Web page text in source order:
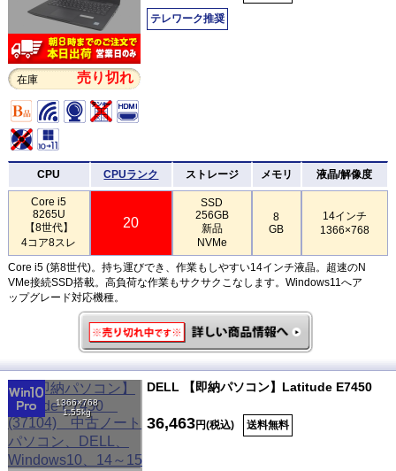
在庫 売り切れ
テレワーク推奨
CPU CPUランク ストレージ メモリ 液晶/解像度
Core i5
8265U
【8世代】
4コア8スレ
20
SSD
256GB
新品
NVMe
8
GB
14インチ
1366×768
Core i5 (第8世代)。持ち運びでき、作業もしやすい14インチ液晶。超速のN
VMe接続SSD搭載。高負荷な作業もサクサクこなします。Windows11へア
ップグレード対応機種。
1366×768
1.55kg
DELL 【即納パソコン】Latitude E7450
36,463円(税込) 送料無料